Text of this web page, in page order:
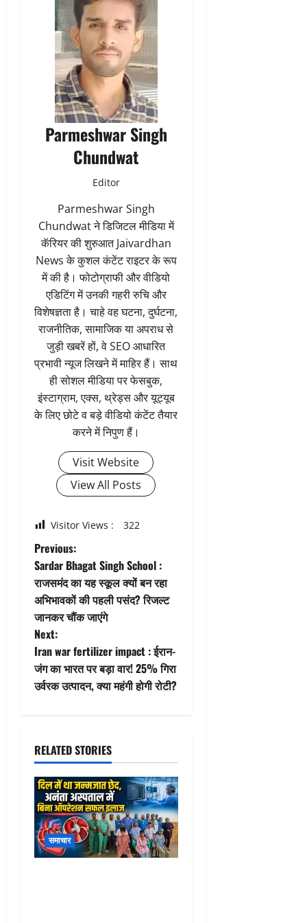
Parmeshwar Singh
Chundwat
Editor
Parmeshwar Singh
Chundwat ने डिजिटल मीडिया में
कॅरियर की शुरुआत Jaivardhan
News के कुशल कंटेंट राइटर के रूप
में की है। फोटोग्राफी और वीडियो
एडिटिंग में उनकी गहरी रुचि और
विशेषज्ञता है। चाहे वह घटना, दुर्घटना,
राजनीतिक, सामाजिक या अपराध से
जुड़ी खबरें हों, वे SEO आधारित
प्रभावी न्यूज लिखने में माहिर हैं। साथ
ही सोशल मीडिया पर फेसबुक,
इंस्टाग्राम, एक्स, थ्रेड्स और यूट्यूब
के लिए छोटे व बड़े वीडियो कंटेंट तैयार
करने में निपुण हैं।
Visit Website
View All Posts
Visitor Views : 322
P
o
s
t
n
a
i
g
a
t
Previous:
Sardar Bhagat Singh School :
राजसमंद का यह स्कूल क्यों बन रहा
अभिभावकों की पहली पसंद? रिजल्ट
जानकर चौंक जाएंगे
Next:
Iran war fertilizer impact : ईरान-
जंग का भारत पर बड़ा वार! 25% गिरा
उर्वरक उत्पादन, क्या महंगी होगी रोटी?
RELATED STORIES
समाचार